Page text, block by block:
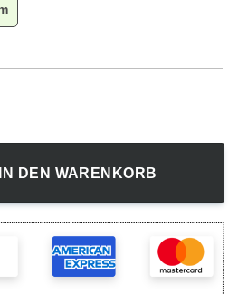
Goku 02 Teppich, Anime
IN DEN WARENKORB